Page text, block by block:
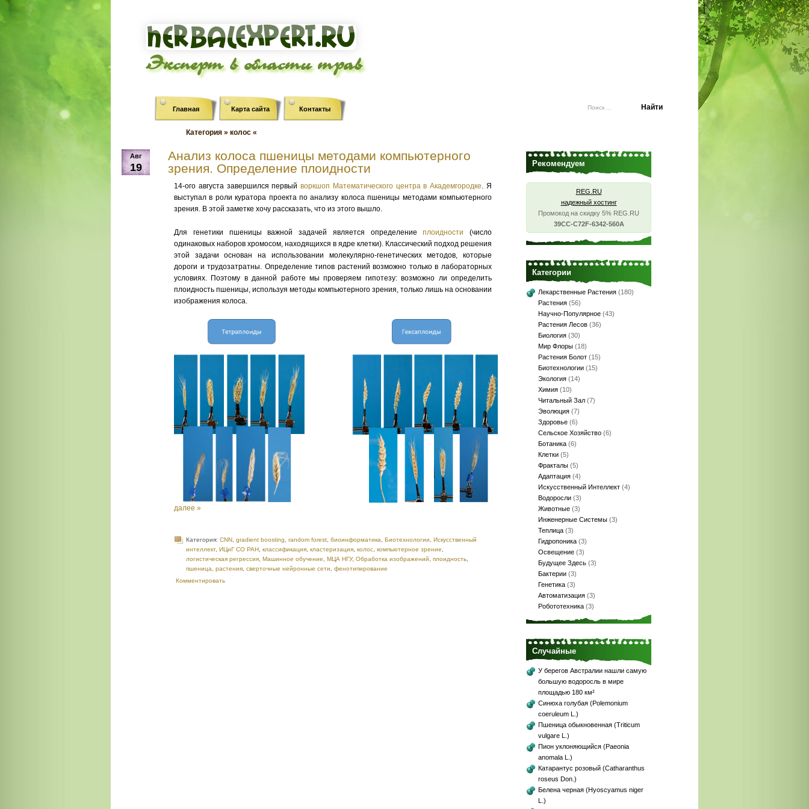
Эксперт в области трав
Главная Карта сайта Контакты
Категория » колос «
Авг
19
Анализ колоса пшеницы методами компьютерного
зрения. Определение плоидности
14-ого августа завершился первыйворкшоп Математического центра в Академгородке. Я
выступал в роли куратора проекта по анализу колоса пшеницы методами компьютерного
зрения. В этой заметке хочу рассказать, что из этого вышло.
Для генетики пшеницы важной задачей является определениеплоидности (число
одинаковых наборов хромосом, находящихся в ядре клетки). Классический подход решения
этой задачи основан на использовании молекулярно-генетических методов, которые
дороги и трудозатратны. Определение типов растений возможно только в лабораторных
условиях. Поэтому в данной работе мы проверяем гипотезу: возможно ли определить
плоидность пшеницы, используя методы компьютерного зрения, только лишь на основании
изображения колоса.
далее »
Категория: CNN gradient boosting random forest биоинформатика Биотехнологии
Искусственный
интеллект, ИЦиГ СО РАН классификация кластеризация колос компьютерное зрение
логистическая регрессия Машинное обучение МЦА НГУ, Обработка изображений плоидность
пшеница
растения сверточные нейронные сети
фенотипирование
Комментировать
Рекомендуем
REG.RU
надежный хостинг
Промокод на скидку 5% REG.RU
39CC-C72F-6342-560A
Категории
Лекарственные Растения (180)
Растения (56)
Научно-Популярное (43)
Растения Лесов (36)
Биология (30)
Мир Флоры (18)
Растения Болот (15)
Биотехнологии (15)
Экология (14)
Химия (10)
Читальный Зал (7)
Эволюция (7)
Здоровье (6)
Сельское Хозяйство (6)
Ботаника (6)
Клетки (5)
Фракталы (5)
Адаптация (4)
Искусственный Интеллект (4)
Водоросли (3)
Животные (3)
Инженерные Системы (3)
Теплица (3)
Гидропоника (3)
Освещение (3)
Будущее Здесь (3)
Бактерии (3)
Генетика (3)
Автоматизация (3)
Робототехника (3)
Случайные
У берегов Австралии нашли самую
большую водоросль в мире
площадью 180 км²
Синюха голубая (Polemonium
coeruleum L.)
Пшеница обыкновенная (Triticum
vulgare L.)
Пион уклоняющийся (Paeonia
anomala L.)
Катарантус розовый (Catharanthus
roseus Don.)
Белена черная (Hyoscyamus niger
L.)